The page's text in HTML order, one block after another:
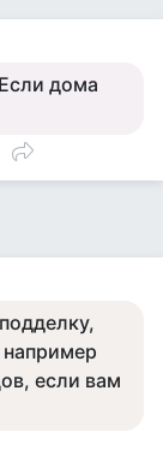
дома
если вам